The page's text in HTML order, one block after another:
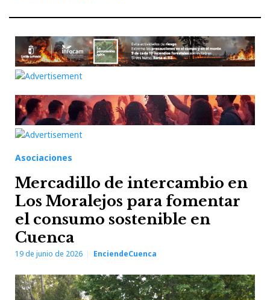
Asociaciones
Mercadillo de intercambio en
Los Moralejos para fomentar
el consumo sostenible en
Cuenca
19 de junio de 2026 EnciendeCuenca